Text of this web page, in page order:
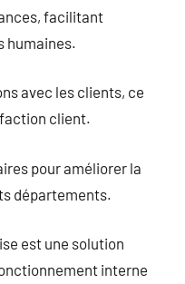
facilitant
humaines.
avec les clients, ce
client.
pour améliorer la
départements.
est une solution
interne